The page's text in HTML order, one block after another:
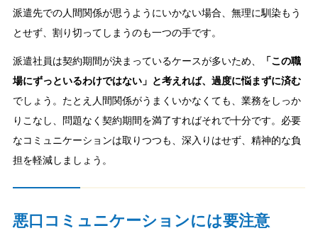
派遣先での人間関係が思うようにいかない場合、無理に馴染もう
とせず、割り切ってしまうのも一つの手です。
派遣社員は契約期間が決まっているケースが多いため、
「この職
場にずっといるわけではない」と考えれば、過度に悩まずに済む
でしょう。たとえ人間関係がうまくいかなくても、業務をしっか
りこなし、問題なく契約期間を満了すればそれで十分です。必要
なコミュニケーションは取りつつも、深入りはせず、精神的な負
担を軽減しましょう。
悪口コミュニケーションには要注意